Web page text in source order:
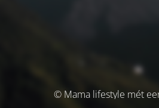
© Mama lifestyle mét